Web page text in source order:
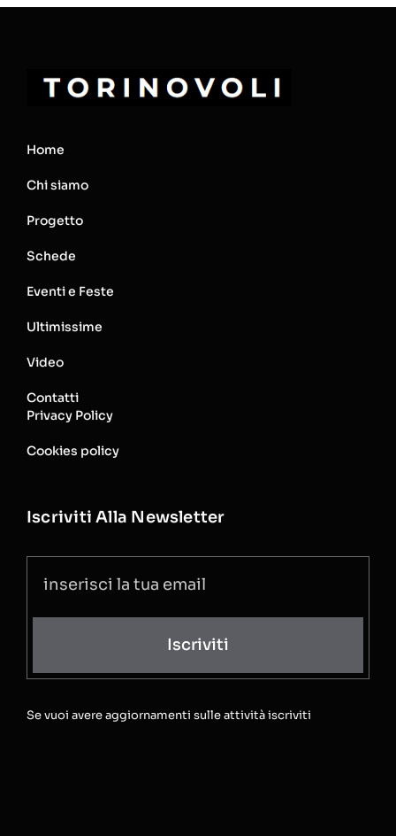
Home
Chi siamo
Progetto
Schede
Eventi e Feste
Ultimissime
Video
Contatti
Privacy Policy
Cookies policy
Iscriviti Alla Newsletter
Iscriviti
Se vuoi avere aggiornamenti sulle attività iscriviti